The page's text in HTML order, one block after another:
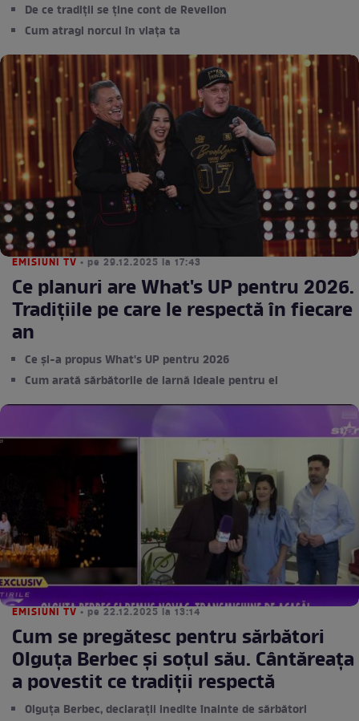
De ce tradiții se ține cont de Revelion
Cum atragi norcul în viața ta
EMISIUNI TV • pe 29.12.2025 la 17:43
Ce planuri are What's UP pentru 2026.
Tradițiile pe care le respectă în fiecare
an
Ce și-a propus What's UP pentru 2026
Cum arată sărbătorile de iarnă ideale pentru el
EMISIUNI TV • pe 22.12.2025 la 13:14
Cum se pregătesc pentru sărbători
Olguța Berbec și soțul său. Cântăreața
a povestit ce tradiții respectă
Olguța Berbec, declarații inedite înainte de sărbători